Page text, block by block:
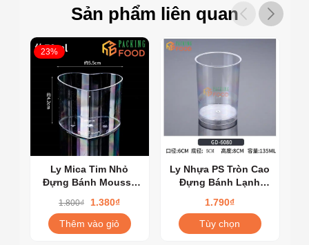
Hộp nhựa đựng bánh A1680 - Hình ảnh chụp tại shop
Sản phẩm liên quan
23%
Ly Mica Tim Nhỏ
Đựng Bánh Mousse
1.800₫
1.380₫
Thêm vào giỏ
Ly Nhựa PS Tròn Cao
Đựng Bánh Lạnh
Cotta
1.790₫
Tùy chọn